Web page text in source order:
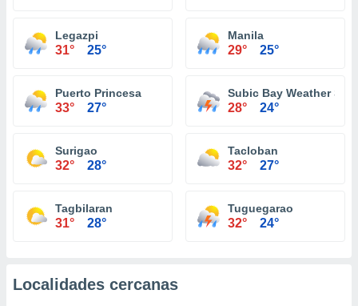
Legazpi
31° 25°
Manila
29° 25°
Puerto Princesa
33° 27°
Subic Bay Weather
28° 24°
Surigao
32° 28°
Tacloban
32° 27°
Tagbilaran
31° 28°
Tuguegarao
32° 24°
Localidades cercanas